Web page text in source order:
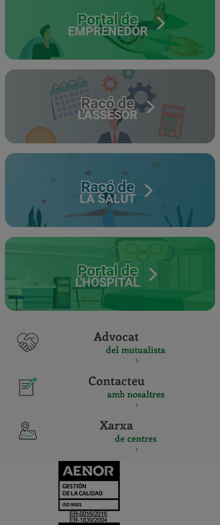
Portal de
EMPRENEDOR
Racó de
L'ASSESOR
Racó de
LA SALUT
Portal de
L'HOSPITAL
Advocat
del mutualista
Contacteu
amb nosaltres
Xarxa
de centres